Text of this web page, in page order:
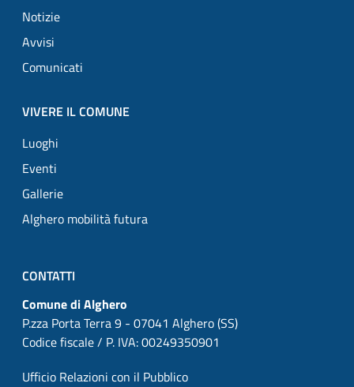
Notizie
Avvisi
Comunicati
VIVERE IL COMUNE
Luoghi
Eventi
Gallerie
Alghero mobilità futura
CONTATTI
Comune di Alghero
P.zza Porta Terra 9 - 07041 Alghero (SS)
Codice fiscale / P. IVA: 00249350901
Ufficio Relazioni con il Pubblico